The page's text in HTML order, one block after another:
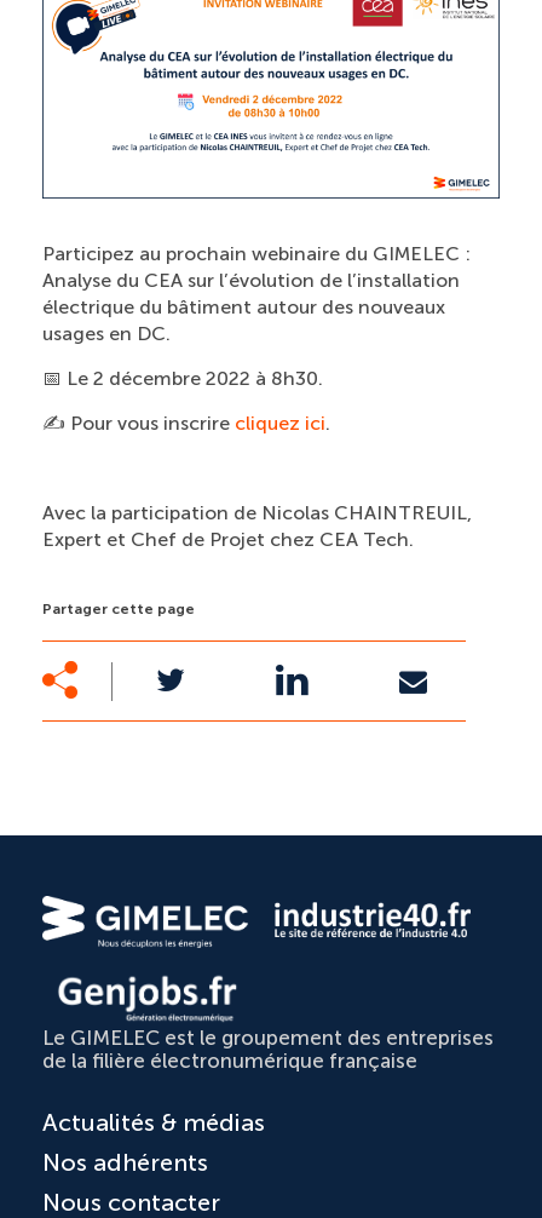
Participez au prochain webinaire du GIMELEC :
Analyse du CEA sur l’évolution de l’installation
électrique du bâtiment autour des nouveaux
usages en DC.
📅 Le 2 décembre 2022 à 8h30.
✍️ Pour vous inscrire cliquez ici.
Avec la participation de Nicolas CHAINTREUIL,
Expert et Chef de Projet chez CEA Tech.
Partager cette page
Le GIMELEC est le groupement des entreprises
de la filière électronumérique française
Actualités & médias
Nos adhérents
Nous contacter